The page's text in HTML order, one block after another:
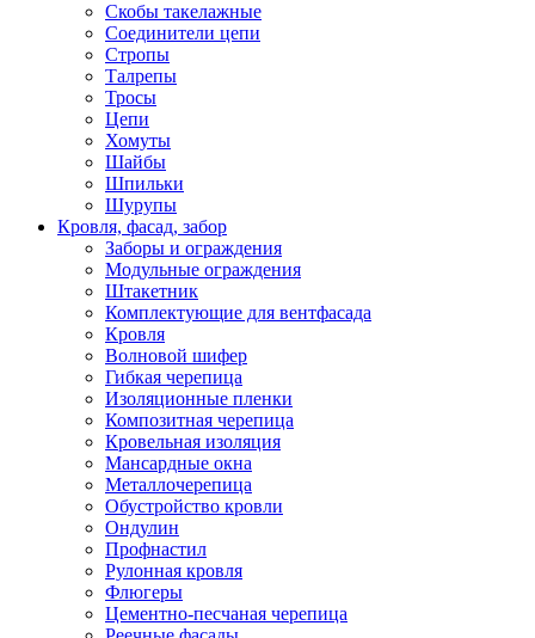
Скобы такелажные
Соединители цепи
Стропы
Талрепы
Тросы
Цепи
Хомуты
Шайбы
Шпильки
Шурупы
Кровля, фасад, забор
Заборы и ограждения
Модульные ограждения
Штакетник
Комплектующие для вентфасада
Кровля
Волновой шифер
Гибкая черепица
Изоляционные пленки
Композитная черепица
Кровельная изоляция
Мансардные окна
Металлочерепица
Обустройство кровли
Ондулин
Профнастил
Рулонная кровля
Флюгеры
Цементно-песчаная черепица